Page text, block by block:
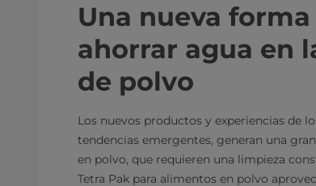
Una nueva
ahorrar agua en
de polvo
Los nuevos productos y experiencias de
tendencias emergentes, generan una
en polvo, que requieren una limpieza
Tetra Pak para alimentos en polvo